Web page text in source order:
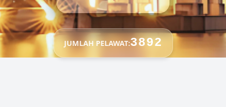
JUMLAH PELAWAT:3892